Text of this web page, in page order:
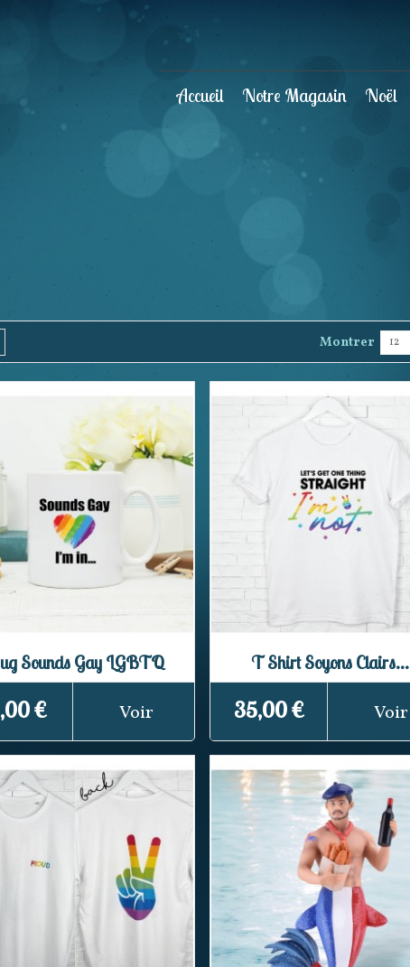
Accueil Notre Magasin Noël
Montrer 12
Sounds Gay LGBTQ
€ Voir
T Shirt Soyons Clairs...
35,00 € Voir